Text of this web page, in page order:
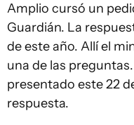
Amplio cursó un
Guardián. La
de este año. Allí el
una de las
presentado este 22
respuesta.